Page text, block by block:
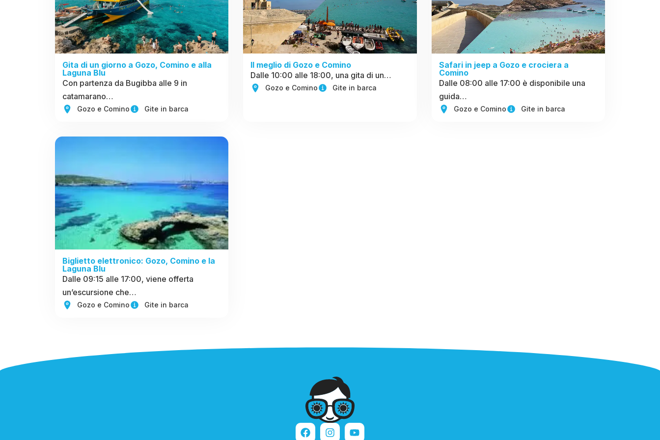
Gita di un giorno a Gozo, Comino e alla
Laguna Blu
Con partenza da Bugibba alle 9 in
catamarano…
Gozo e Comino Gite in barca
Il meglio di Gozo e Comino
Dalle 10:00 alle 18:00, una gita di un…
Gozo e Comino Gite in barca
Safari in jeep a Gozo e crociera a
Comino
Dalle 08:00 alle 17:00 è disponibile una
guida…
Gozo e Comino Gite in barca
Biglietto elettronico: Gozo, Comino e la
Laguna Blu
Dalle 09:15 alle 17:00, viene offerta
un’escursione che…
Gozo e Comino Gite in barca